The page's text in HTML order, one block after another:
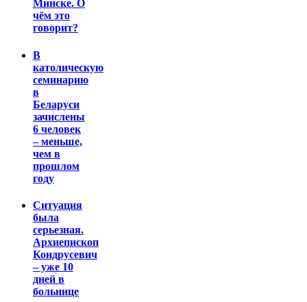
Минске. О
чём это
говорит?
В
католическую
семинарию
в
Беларуси
зачислены
6 человек
– меньше,
чем в
прошлом
году
Ситуация
была
серьезная.
Архиепископ
Кондрусевич
– уже 10
дней в
больнице